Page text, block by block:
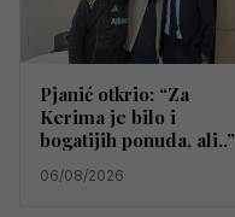
Pjanić otkrio: “Za
Kerima je bilo i
bogatijih ponuda, ali..”
06/08/2026